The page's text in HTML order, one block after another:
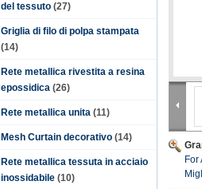
del tessuto (27)
Griglia di filo di polpa stampata
(14)
Rete metallica rivestita a resina
epossidica (26)
Rete metallica unita (11)
Mesh Curtain decorativo (14)
Rete metallica tessuta in acciaio
inossidabile (10)